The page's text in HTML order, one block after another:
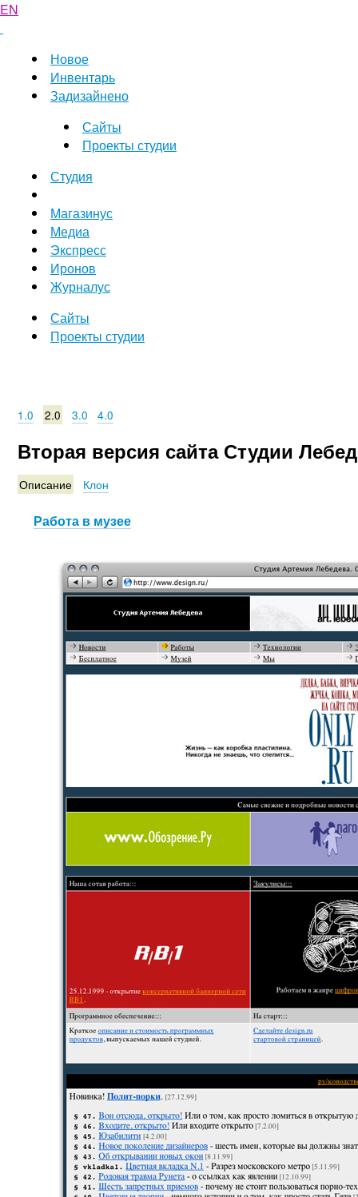
EN
Новое
Инвентарь
Задизайнено
Сайты
Проекты студии
Студия
Магазинус
Медиа
Экспресс
Иронов
Журналус
Сайты
Проекты студии
1.0 2.0 3.0 4.0
Вторая версия сайта Студии
Описание Клон
Работа в музее